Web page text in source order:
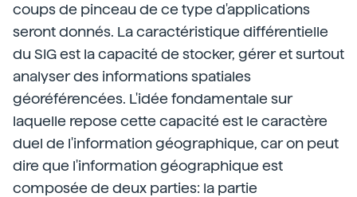
coups de pinceau de ce type d'applications
seront donnés. La caractéristique différentielle
du SIG est la capacité de stocker, gérer et surtout
analyser des informations spatiales
géoréférencées. L'idée fondamentale sur
laquelle repose cette capacité est le caractère
duel de l'information géographique, car on peut
dire que l'information géographique est
composée de deux parties: la partie